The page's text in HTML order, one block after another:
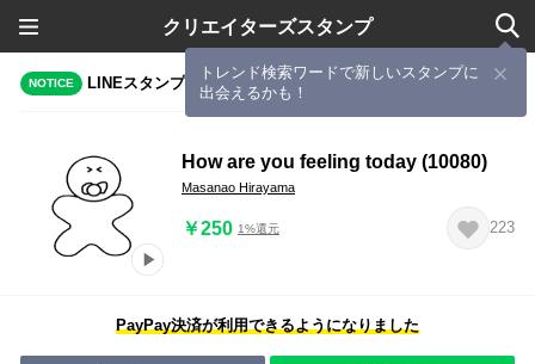
クリエイターズスタンプ
トレンド検索ワードで新しいスタンプに
出会えるかも！
NOTICE LINEスタンプメーカーで作成されたスタンプ
How are you feeling today (10080)
Masanao Hirayama
￥250 1%還元 223
PayPay決済が利用できるようになりました